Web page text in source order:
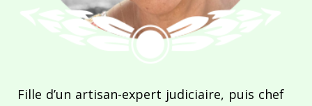
Fille d’un artisan-expert judiciaire, puis chef